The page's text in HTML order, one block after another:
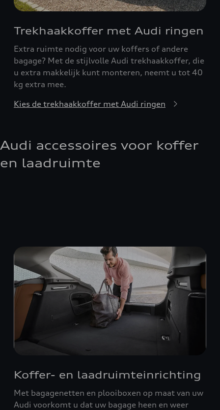
Trekhaakkoffer met Audi ringen
Extra ruimte nodig voor uw koffers of andere
bagage? Met de stijlvolle Audi trekhaakkoffer, die
u extra makkelijk kunt monteren, neemt u tot 40
kg extra mee.
Kies de trekhaakkoffer met Audi ringen
Audi accessoires voor koffer
en laadruimte
Koffer- en laadruimteinrichting
Met bagagenetten en plooiboxen op maat van uw
Audi voorkomt u dat uw bagage heen en weer